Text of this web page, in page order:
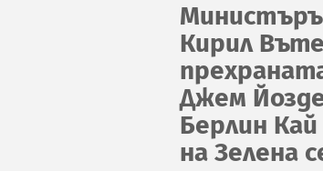
Кирил
Джем
Берлин
на Зелена